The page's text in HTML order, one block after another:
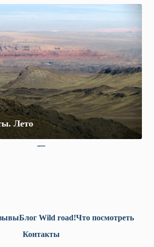
Лето
Блог Wild road!Что посмотреть
Контакты